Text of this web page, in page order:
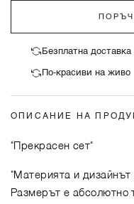
Безплатна доставка
По-красиви на живо
ОПИСАНИЕ НА
"Прекрасен сет"
"Материята и дизайнът
Размерът е абсолютно